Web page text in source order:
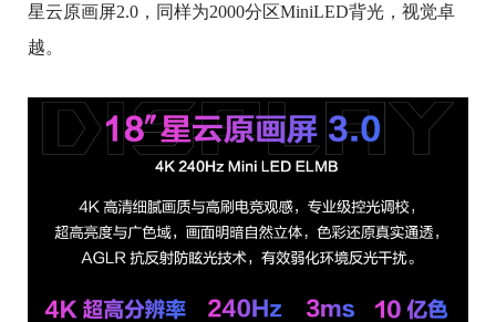
星云原画屏2.0，同样为2000分区MiniLED背光，视觉卓
越。